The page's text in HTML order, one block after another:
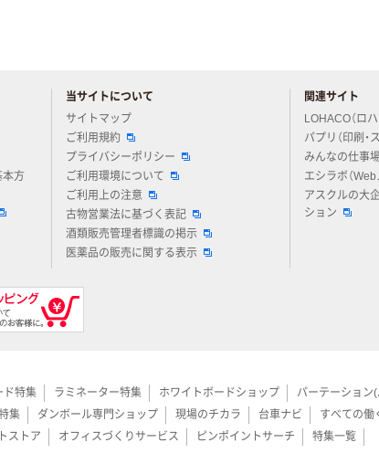
本方
当サイトについて
サイトマップ
ご利用規約
プライバシーポリシー
ご利用環境について
ご利用上の注意
古物営業法に基づく表記
酒類販売管理者標識の掲示
医薬品の販売に関する表示
関連サイト
LOHACO（ロハ
パプリ（印刷・
みんなの仕事
エシラボ（Web
アスクルの大
ション
ド特集 ラミネーター特集 ホワイトボードショップ パーテーション
集 ダンボール専門ショップ 現場のチカラ 台車ナビ すべての働
ストア オフィスづくりサービス ピンポイントサーチ 特集一覧